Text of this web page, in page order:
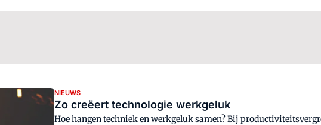
NIEUWS
Zo creëert technologie werkgeluk
Hoe hangen techniek en werkgeluk samen? Bij